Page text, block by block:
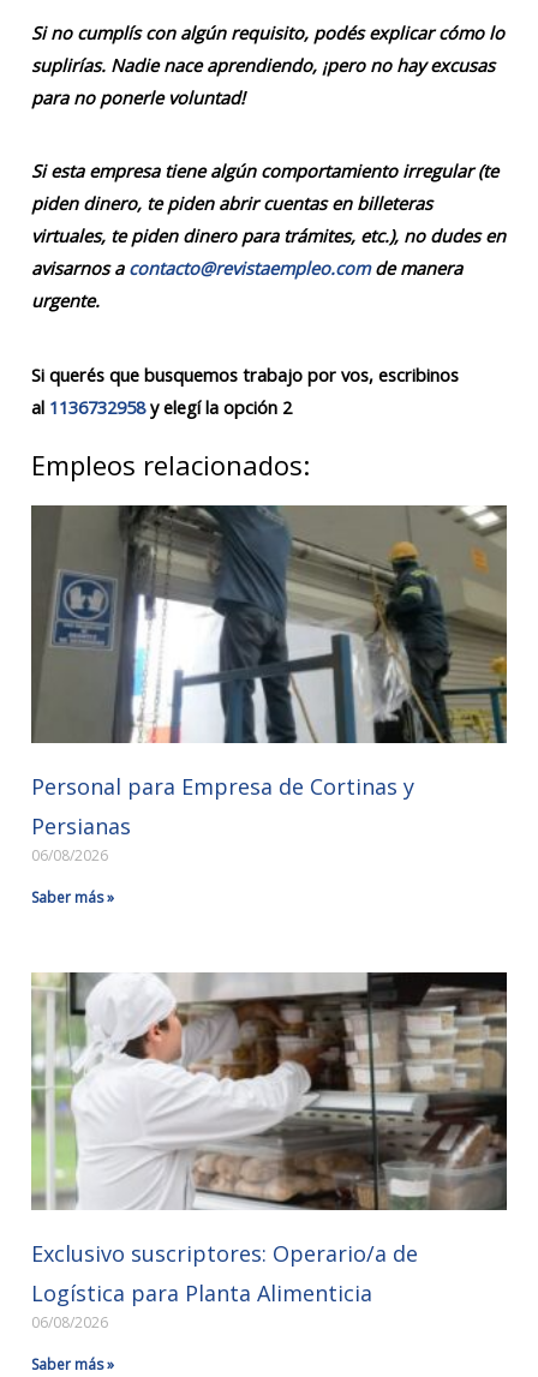
Si no cumplís con algún requisito, podés explicar cómo lo
suplirías. Nadie nace aprendiendo, ¡pero no hay excusas
para no ponerle voluntad!
Si esta empresa tiene algún comportamiento irregular (te
piden dinero, te piden abrir cuentas en billeteras
virtuales, te piden dinero para trámites, etc.), no dudes en
avisarnos a contacto@revistaempleo.comde manera
urgente.
Si querés que busquemos trabajo por vos, escribinos
al 1136732958y elegí la opción 2
Empleos relacionados:
Personal para Empresa de Cortinas y
Persianas
06/08/2026
Saber más »
Exclusivo suscriptores: Operario/a de
Logística para Planta Alimenticia
06/08/2026
Saber más »